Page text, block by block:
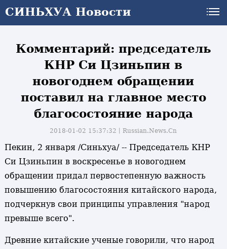
СИНЬХУА Новости
Комментарий: председатель
КНР Си Цзиньпин в
новогоднем обращении
поставил на главное место
благосостояние народа
2018-01-02 15:37:32丨Russian.News.Cn
Пекин, 2 января /Синьхуа/ -- Председатель КНР
Си Цзиньпин в воскресенье в новогоднем
обращении придал первостепенную важность
повышению благосостояния китайского народа,
подчеркнув свои принципы управления "народ
превыше всего".
Древние китайские ученые говорили, что народ